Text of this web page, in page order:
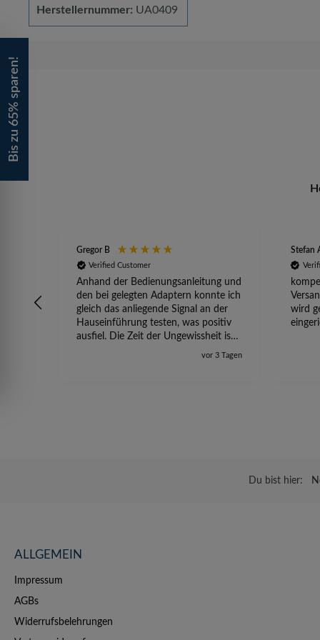
Herstellernummer: UA0409
Gregor B
Verified Customer
Anhand der Bedienungsanleitung und
den bei gelegten Adaptern konnte ich
gleich das anliegende Signal an der
Hauseinführung testen, was positiv
ausfiel. Die Zeit der Ungewissheit ist
jetzt vorbei, ich kann mit Sicherheit
vor 3 Tagen
Stefan
wird
Du bist hier:
ALLGEMEIN
Impressum
AGBs
Widerrufsbelehrungen
Bis zu 65% sparen!